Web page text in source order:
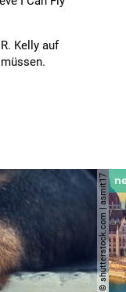
Kelly auf
© shutterstock.com | asmit17